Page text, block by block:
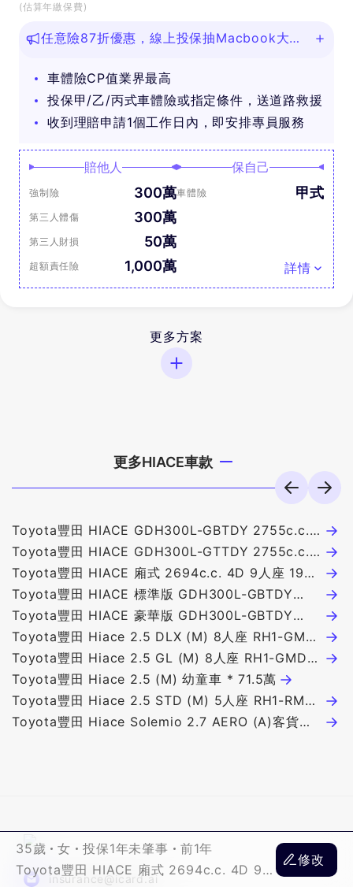
35歲 女 投保1年未肇事
前1年
Toyota豐田 HIACE 廂式 2694c.c. 4D 9人
修改
(估算年繳保費)
任意險87折優惠，線上投保抽Macbook大
車體險CP值業界最高
投保甲/乙/丙式車體險或指定條件，送道路救援
收到理賠申請1個工作日內，即安排專員服務
賠他人
強制險 300萬
第三人體傷 300萬
第三人財損 50萬
超額責任險 1,000萬
保自己
車體險 甲式
詳情
更多方案
更多HIACE車款
Toyota豐田 HIACE GDH300L-GBTDY 2755c.c.
5D 3人座 露營車 148.9萬
Toyota豐田 HIACE GDH300L-GTTDY 2755c.c.
3D 3人座 116.8萬
Toyota豐田 HIACE 廂式 2694c.c. 4D 9人座 190
萬
Toyota豐田 HIACE 標準版 GDH300L-GBTDY
2755c.c. 3D 3人座 115.2萬
Toyota豐田 HIACE 豪華版 GDH300L-GBTDY
2755c.c. 3D 3人座 126.6萬
Toyota豐田 Hiace 2.5 DLX (M) 8人座 RH1-GMD
* 67萬
Toyota豐田 Hiace 2.5 GL (M) 8人座 RH1-GMD *
76.8萬
Toyota豐田 Hiace 2.5 (M) 幼童車 * 71.5萬
Toyota豐田 Hiace 2.5 STD (M) 5人座 RH1-RMR
* 59.5萬
Toyota豐田 Hiace Solemio 2.7 AERO (A)客貨兩
insurance@icard.ai